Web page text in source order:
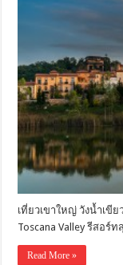
เที่ยวเขาใหญ่ วังน้ำเขี
Toscana Valley รีสอร์
Read More »